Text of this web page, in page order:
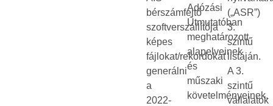
bérszámfejtő
szoftverszállítója
képes
fájlokat/rekordokat
generálni
a
2022-
Adózási
Útmutatóban
meghatározott
alapelveinek
és
műszaki
követelményeinek.
(„ASR”)
3.
szintű
listáján.
A 3.
szintű
vállalatok